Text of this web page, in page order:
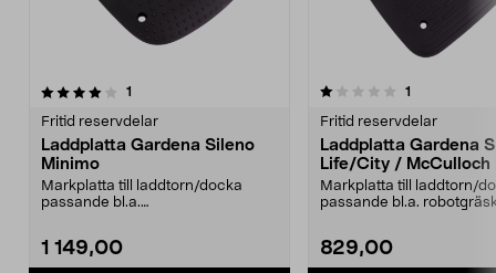
1
Fritid reservdelar
Laddplatta Gardena Sileno
Minimo
Markplatta till laddtorn/docka
passande bl.a.
1 149,00
1.0av 5 stjärnor 1
Fritid reservdelar
Laddplatta Gardena
Life/City / McCulloch
Markplatta till laddtorn/
passande bl.a.
829,00
4.5av 5 stjärnor